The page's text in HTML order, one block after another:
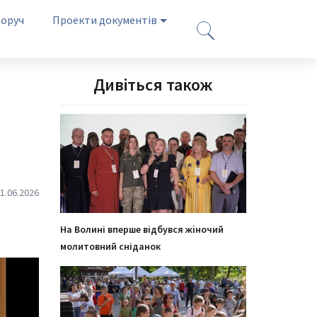
Проекти документів
Дивіться також
На Волині вперше відбувся жіночий
молитовний сніданок